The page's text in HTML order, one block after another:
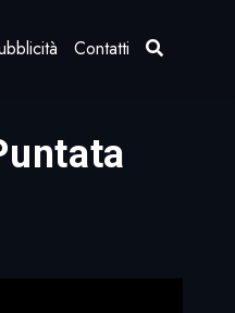
Contatti